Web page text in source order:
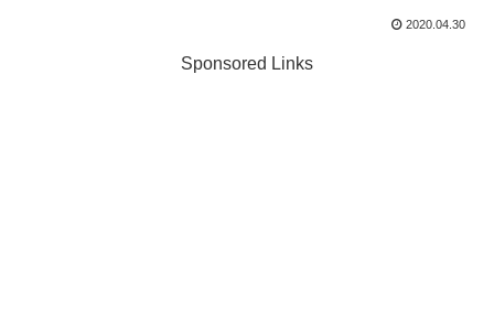
2020.04.30
Sponsored Links